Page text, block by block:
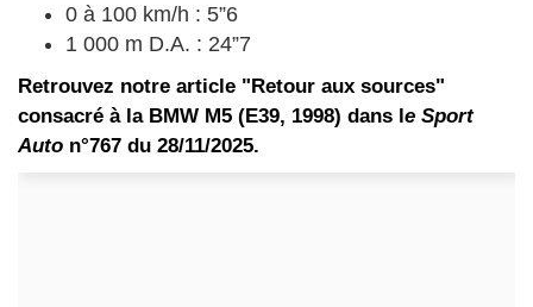
0 à 100 km/h : 5”6
1 000 m D.A. : 24”7
Retrouvez notre article "Retour aux sources"
consacré à la BMW M5 (E39, 1998) dans l e Sport
Auto n°767 du 28/11/2025.